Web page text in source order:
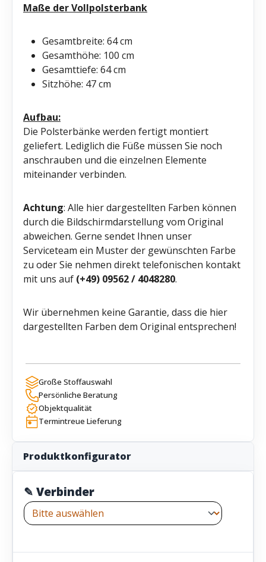
Maße der Vollpolsterbank
Gesamtbreite: 64 cm
Gesamthöhe: 100 cm
Gesamttiefe: 64 cm
Sitzhöhe: 47 cm
Aufbau:
Die Polsterbänke werden fertigt montiert
geliefert. Lediglich die Füße müssen Sie noch
anschrauben und die einzelnen Elemente
miteinander verbinden.
Achtung: Alle hier dargestellten Farben können
durch die Bildschirmdarstellung vom Original
abweichen. Gerne sendet Ihnen unser
Serviceteam ein Muster der gewünschten Farbe
zu oder Sie nehmen direkt telefonischen kontakt
mit uns auf (+49) 09562 / 4048280.
Wir übernehmen keine Garantie, dass die hier
dargestellten Farben dem Original entsprechen!
Große Stoffauswahl
Persönliche Beratung
Objektqualität
Termintreue Lieferung
Produktkonfigurator
✎ Verbinder